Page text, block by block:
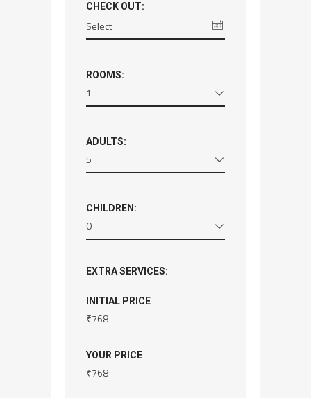
CHECK OUT:
ROOMS:
1
ADULTS:
5
CHILDREN:
0
EXTRA SERVICES:
INITIAL PRICE
₹768
YOUR PRICE
₹768